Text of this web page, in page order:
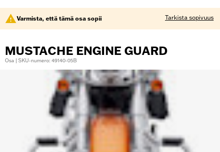
Varmista, että tämä osa sopii Tarkista sopivuus
MUSTACHE ENGINE GUARD
Osa | SKU-numero: 49140-05B